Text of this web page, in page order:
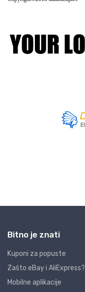
Bitno je znati
Kuponi za popuste
Zašto eBay i AliExpress?
Mobilne aplikacije